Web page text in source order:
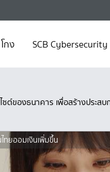
กง SCB Cybersecurity
ต์ของธนาคาร เพื่อสร้างประส
ทยออมเงินเพิ่มขึ้น